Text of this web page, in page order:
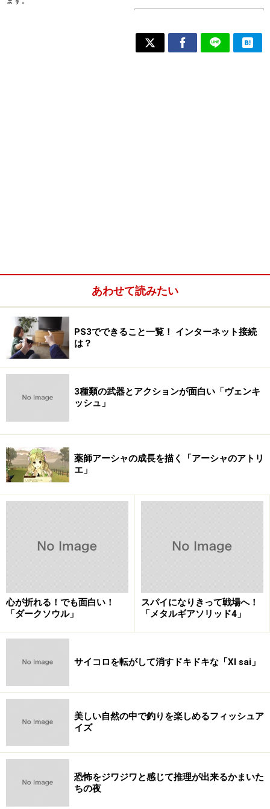
あわせて読みたい
PS3でできること一覧！ インターネット接続
は？
3種類の武器とアクションが面白い「ヴェンキ
ッシュ」
薬師アーシャの成長を描く「アーシャのアトリ
エ」
心が折れる！でも面白い！
「ダークソウル」
スパイになりきって戦場へ！
「メタルギアソリッド4」
サイコロを転がして消すドキドキな「XI sai」
美しい自然の中で釣りを楽しめるフィッシュア
イズ
恐怖をジワジワと感じて推理が出来るかまいた
ちの夜